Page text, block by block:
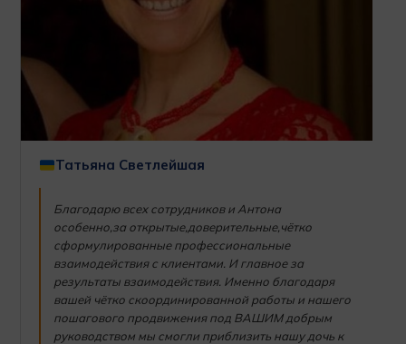
Татьяна Светлейшая
Благодарю всех сотрудников и Антона
особенно,за открытые,доверительные,чётко
сформулированные профессиональные
взаимодействия с клиентами. И главное за
результаты взаимодействия. Именно благодаря
вашей чётко скоординированной работы и нашего
пошагового продвижения под ВАШИМ добрым
руководством мы смогли приблизить нашу дочь к